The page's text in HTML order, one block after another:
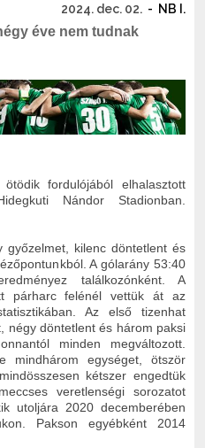
2024. dec. 02. - NB I.
éve nem tudnak
fordulójából elhalasztott
Nándor Stadionban.
kilenc döntetlent és
A gólarány 53:40
találkozónként. A
párharc felénél vettük át az
Az első tizenhat
négy döntetlent és három paksi
minden megváltozott.
mindhárom egységet, ötször
kétszer engedtük
veretlenségi sorozatot
utoljára 2020 decemberében
Pakson egyébként 2014